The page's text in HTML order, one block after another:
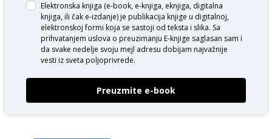
Elektronska knjiga (e-book, e-knjiga, eknjiga, digitalna
knjiga, ili čak e-izdanje) je publikacija knjige u digitalnoj,
elektronskoj formi koja se sastoji od teksta i slika. Sa
prihvatanjem uslova o preuzimanju E-knjige saglasan sam i
da svake nedelje svoju mejl adresu dobijam najvažnije
vesti iz sveta poljoprivrede.
Preuzmite e-book